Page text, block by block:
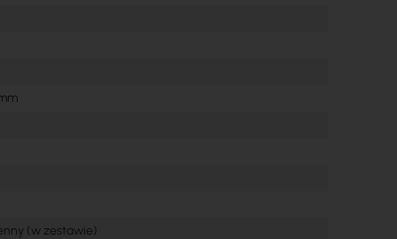
(w zestawie)